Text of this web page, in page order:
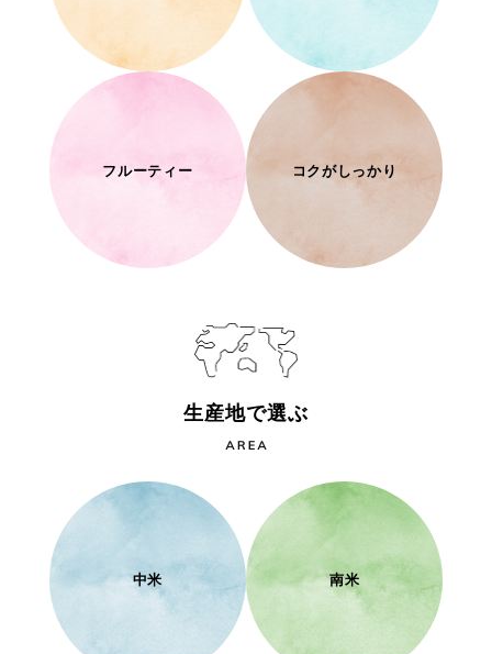
フルーティー コクがしっかり
生産地で選ぶ
中米 南米